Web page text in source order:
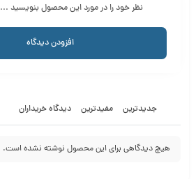
جدیدترین مفیدترین دیدگاه خریداران
هیچ دیدگاهی برای این محصول نوشته نشده است.
نظر خود را در مورد این محصول بنویسید ...
افزودن دیدگاه